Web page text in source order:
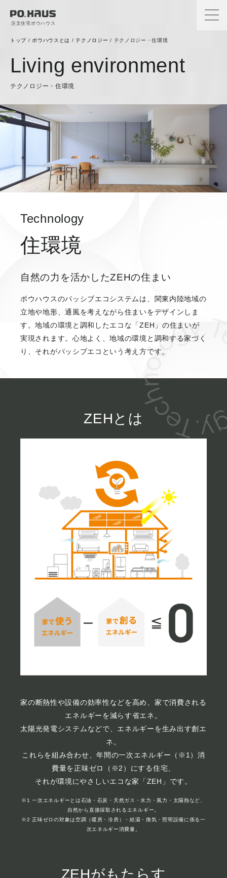
注文住宅ポウハウス
トップ / ポウハウスとは /テクノロジー / テクノロジー・住環境
Living environment
テクノロジー・住環境
Technology
住環境
自然の力を活かしたZEHの住まい
ポウハウスのパッシブエコシステムは、関東内陸地域の
立地や地形、通風を考えながら住まいをデザインしま
す。地域の環境と調和したエコな「ZEH」の住まいが
実現されます。心地よく、地域の環境と調和する家づく
り、それがパッシブエコという考え方です。
ZEHとは
家の断熱性や設備の効率性などを高め、家で消費される
エネルギーを減らす省エネ。
太陽光発電システムなどで、エネルギーを生み出す創エ
ネ。
これらを組み合わせ、年間の一次エネルギー（※1）消
費量を正味ゼロ（※2）にする住宅、
それが環境にやさしいエコな家「ZEH」です。
※1 一次エネルギーとは石油・石炭・天然ガス・水力・風力・太陽熱など、
自然から直接採取されるエネルギー。
※2 正味ゼロの対象は空調（暖房・冷房）・給湯・換気・照明設備に係る一
次エネルギー消費量。
ZEHがもたらす